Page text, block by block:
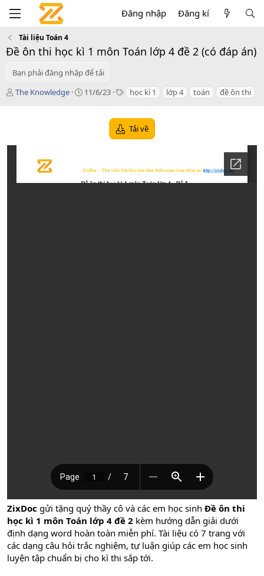
Đăng nhập Đăng kí
Tài liệu Toán 4
Đề ôn thi học kì 1 môn Toán lớp 4 đề 2 (có đáp án)
Bạn phải đăng nhập để tải
T
ả
The Knowledge
C11/6/23
T học kì 1 lớp 4 toán đề ôn thi
Tải về
ZixDoc gửi tặng quý thầy cô và các em học sinh Đề ôn thi
học kì 1 môn Toán lớp 4 đề 2 kèm hướng dẫn giải dưới
định dạng word hoàn toàn miễn phí. Tài liệu có 7 trang với
các dạng câu hỏi trắc nghiệm, tự luận giúp các em học sinh
luyện tập chuẩn bị cho kì thi sắp tới.